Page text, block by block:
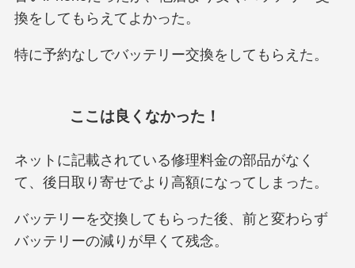
換をしてもらえてよかった。
特に予約なしでバッテリー交換をしてもらえた。
ここは良くなかった！
ネットに記載されている修理料金の部品がなく
て、後日取り寄せでより高額になってしまった。
バッテリーを交換してもらった後、前と変わらず
バッテリーの減りが早くて残念。